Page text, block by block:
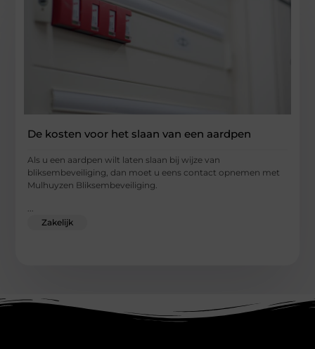
De kosten voor het slaan van een aardpen
Als u een aardpen wilt laten slaan bij wijze van
bliksembeveiliging, dan moet u eens contact opnemen met
Mulhuyzen Bliksembeveiliging.
Zakelijk